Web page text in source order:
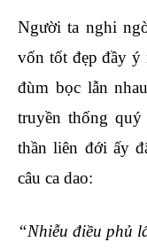
Người ta nghi
vốn tốt đẹp đầy ý
đùm bọc lẫn
truyền thống
thần liên đới ấy
câu ca dao:
“Nhiễu điều phủ